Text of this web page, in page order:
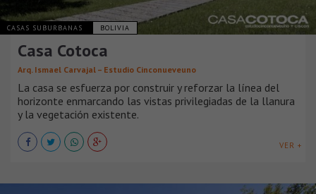
CASAS SUBURBANAS BOLIVIA
Casa Cotoca
Arq. Ismael Carvajal – Estudio Cinconueveuno
La casa se esfuerza por construir y reforzar la línea del
horizonte enmarcando las vistas privilegiadas de la llanura
y la vegetación existente.
VER +